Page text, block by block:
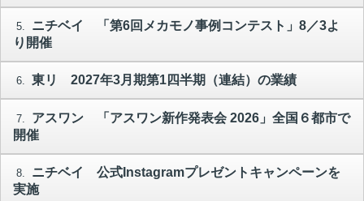
5.
ニチベイ 「第6回メカモノ事例コンテスト」8／3よ
り開催
6. 東リ 2027年3月期第1四半期（連結）の業績
7.
アスワン 「アスワン新作発表会 2026」全国６都市で
開催
8.
ニチベイ 公式Instagramプレゼントキャンペーンを
実施